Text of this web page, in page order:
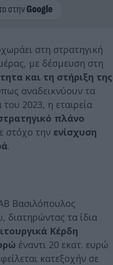
στη στρατηγική
με δέσμευση στη
και τη στήριξη της
αναδεικνύουν τα
2023, η εταιρεία
πλάνο
στόχο την ενίσχυση
.
Βασιλόπουλος
διατηρώντας τα ίδια
Κέρδη
έναντι 20 εκατ. ευρώ
κατεξοχήν σε